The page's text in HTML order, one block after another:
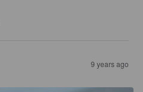
9 years ago